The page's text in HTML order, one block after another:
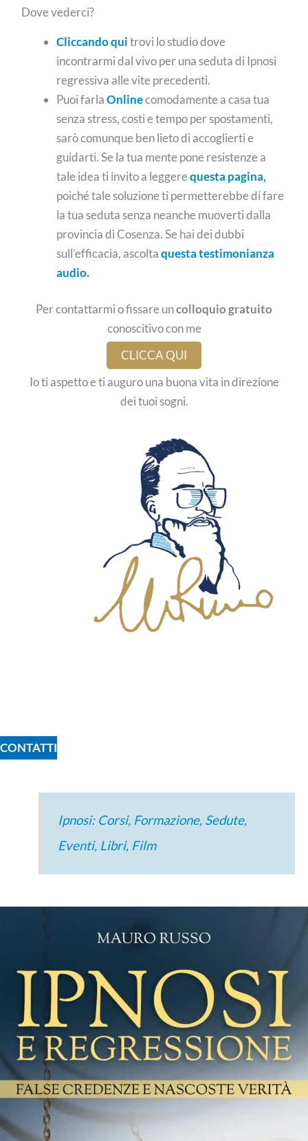
Dove vederci?
Cliccando quitrovi lo studio dove
incontrarmi dal vivo per una seduta di Ipnosi
regressiva alle vite precedenti.
Puoi farlaOnlinecomodamente a casa tua
senza stress, costi e tempo per spostamenti,
sarò comunque ben lieto di accoglierti e
guidarti. Se la tua mente pone resistenze a
tale idea ti invito a leggerequesta pagina,
poiché tale soluzione ti permetterebbe di fare
la tua seduta senza neanche muoverti dalla
provincia di Cosenza. Se hai dei dubbi
sull’efficacia, ascoltaquesta testimonianza
audio.
Per contattarmi o fissare uncolloquio gratuito
conoscitivo con me
CLICCA QUI
Io ti aspetto e ti auguro una buona vita in direzione
dei tuoi sogni.
CONTATTI
Ipnosi: Corsi, Formazione, Sedute,
Eventi, Libri, Film